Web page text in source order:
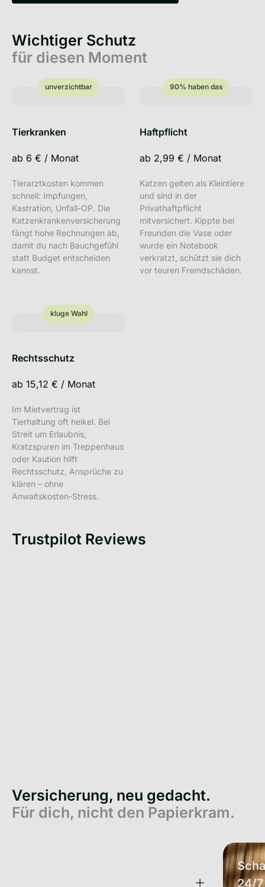
Wichtiger Schutz
für diesen Moment
unverzichtbar
Tierkranken
ab 6 € / Monat
Tierarztkosten kommen
schnell: Impfungen,
Kastration, Unfall-OP. Die
Katzenkrankenversicherung
fängt hohe Rechnungen ab,
damit du nach Bauchgefühl
statt Budget entscheiden
kannst.
unverzichtbar 90% haben das
Haftpflicht
ab 2,99 € / Monat
Katzen gelten als Kleintiere
und sind in der
Privathaftpflicht
mitversichert. Kippte bei
Freunden die Vase oder
wurde ein Notebook
verkratzt, schützt sie dich
vor teuren Fremdschäden.
90% haben das
kluge Wahl
Rechtsschutz
ab 15,12 € / Monat
Im Mietvertrag ist
Tierhaltung oft heikel. Bei
Streit um Erlaubnis,
Kratzspuren im Treppenhaus
oder Kaution hilft
Rechtsschutz, Ansprüche zu
klären – ohne
Anwaltskosten-Stress.
kluge Wahl
Trustpilot Reviews
Versicherung, neu gedacht.
Für dich, nicht den Papierkram.
24/7